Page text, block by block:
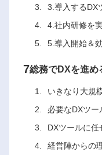
3.導入するDX
4.社内研修を
5.導入開始＆
7総務でDXを進め
いきなり大規
必要なDXツー
DXツールに任
経営陣からの